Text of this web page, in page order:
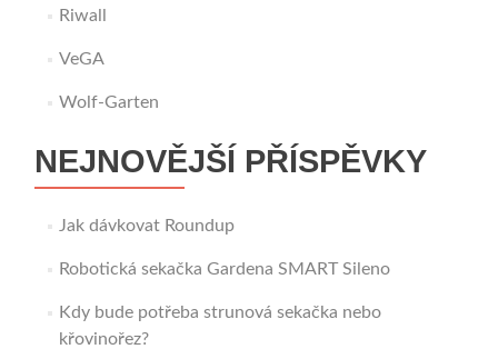
Riwall
VeGA
Wolf-Garten
NEJNOVĚJŠÍ PŘÍSPĚVKY
Jak dávkovat Roundup
Robotická sekačka Gardena SMART Sileno
Kdy bude potřeba strunová sekačka nebo
křovinořez?